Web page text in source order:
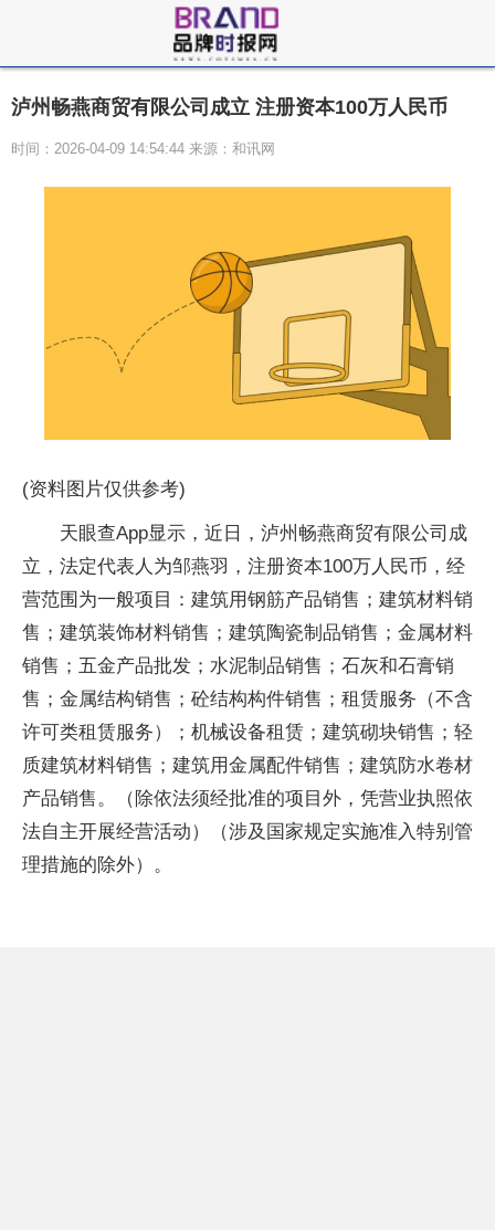
泸州畅燕商贸有限公司成立 注册资本100万人民币
时间：2026-04-09 14:54:44 来源：和讯网
(资料图片仅供参考)
天眼查App显示，近日，泸州畅燕商贸有限公司成
立，法定代表人为邹燕羽，注册资本100万人民币，经
营范围为一般项目：建筑用钢筋产品销售；建筑材料销
售；建筑装饰材料销售；建筑陶瓷制品销售；金属材料
销售；五金产品批发；水泥制品销售；石灰和石膏销
售；金属结构销售；砼结构构件销售；租赁服务（不含
许可类租赁服务）；机械设备租赁；建筑砌块销售；轻
质建筑材料销售；建筑用金属配件销售；建筑防水卷材
产品销售。（除依法须经批准的项目外，凭营业执照依
法自主开展经营活动）（涉及国家规定实施准入特别管
理措施的除外）。